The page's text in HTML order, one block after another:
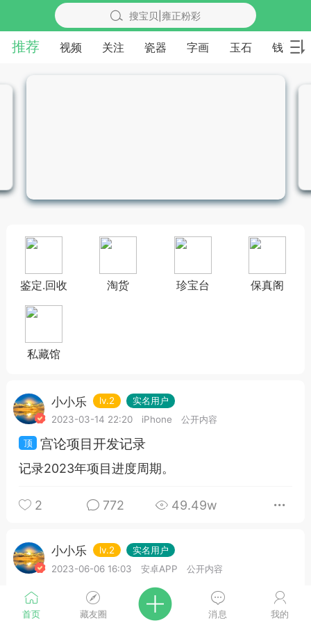
首页 藏友圈 消息 我的
搜宝贝|雍正粉彩
推荐 视频 关注 瓷器 字画 玉石 钱币
鉴定.回收 淘货 珍宝台 保真阁
私藏馆
小小乐 lv.2
实名用户
2023-03-14 22:20
iPhone 公开内容
宫论项目开发记录
记录2023年项目进度周期。
2 772 49.49w
小小乐 lv.2
实名用户
2023-06-06 16:03
安卓APP 公开内容
文章测试